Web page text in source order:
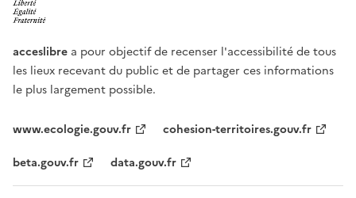
acceslibre a pour objectif de recenser l'accessibilité de tous
les lieux recevant du public et de partager ces informations
le plus largement possible.
www.ecologie.gouv.fr
cohesion-territoires.gouv.fr
beta.gouv.fr
data.gouv.fr